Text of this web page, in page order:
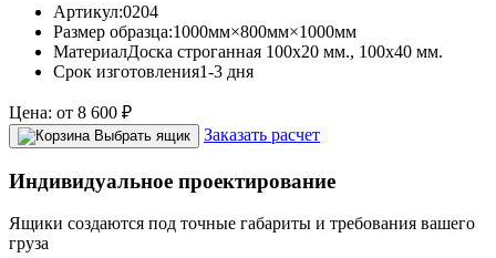
Артикул:0204
Размер образца:1000мм×800мм×1000мм
МатериалДоска строганная 100х20 мм., 100х40 мм.
Срок изготовления1-3 дня
Цена: от 8 600 ₽
Выбрать ящик Заказать расчет
Индивидуальное проектирование
Ящики создаются под точные габариты и требования вашего
груза